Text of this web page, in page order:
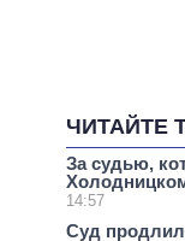
ЧИТАЙТЕ
За судью,
14:57
Суд